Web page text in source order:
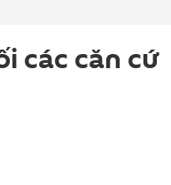
các căn cứ